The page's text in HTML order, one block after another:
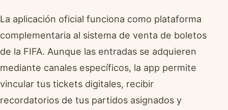
La aplicación oficial funciona como plataforma
complementaria al sistema de venta de boletos
de la FIFA. Aunque las entradas se adquieren
mediante canales específicos, la app permite
vincular tus tickets digitales, recibir
recordatorios de tus partidos asignados y